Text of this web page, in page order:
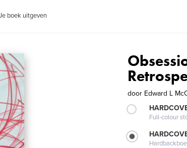
boek uitgeven
door Edward L
Full-colour